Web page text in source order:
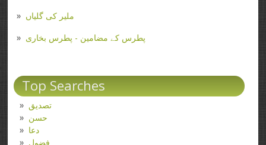
ملیر کی گلیاں
پطرس کے مضامین - پطرس بخاری
Top Searches
تصدیق
حسن
دعا
فضول